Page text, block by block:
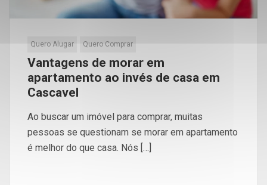
Quero Alugar Quero Comprar
Vantagens de morar em
apartamento ao invés de casa em
Cascavel
Ao buscar um imóvel para comprar, muitas
pessoas se questionam se morar em apartamento
é melhor do que casa. Nós […]